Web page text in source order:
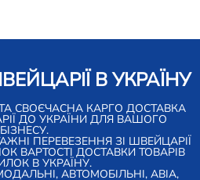
В УКРАЇНУ
СВОЄЧАСНА КАРГО ДОСТАВКА
ДО УКРАЇНИ ДЛЯ ВАШОГО
БІЗНЕСУ.
ПЕРЕВЕЗЕННЯ ЗІ ШВЕЙЦАРІЇ
ВАРТОСТІ ДОСТАВКИ ТОВАРІВ
В УКРАЇНУ.
АВТОМОБІЛЬНІ, АВІА,